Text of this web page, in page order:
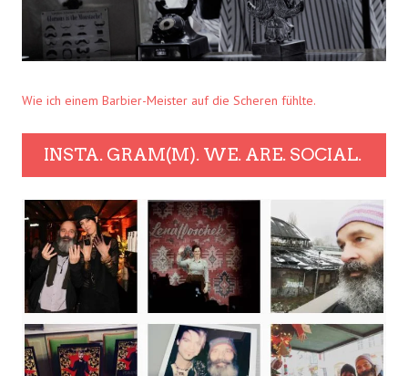
Wie ich einem Barbier-Meister auf die Scheren fühlte.
INSTA. GRAM(M). WE. ARE. SOCIAL.